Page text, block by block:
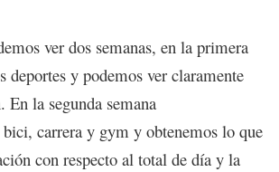
ver dos semanas, en la primera
deportes y podemos ver claramente
En la segunda semana
bici, carrera y gym y obtenemos lo que
con respecto al total de día y la